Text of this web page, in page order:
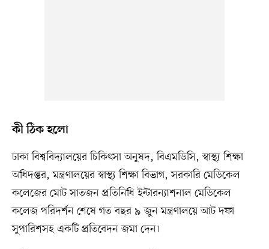
কী ঠিক হলো
ঢাকা বিশ্ববিদ্যালয়ের চিকিৎসা অনুষদ, বিএমডিসি, স্বাস্থ্য শিক্ষা
অধিদপ্তর, মন্ত্রণালয়ের স্বাস্থ্য শিক্ষা বিভাগ, সরকারি মেডিকেল
কলেজের মোট সাতজন প্রতিনিধি ইন্টারন্যাশনাল মেডিকেল
কলেজ পরিদর্শন শেষে গত বছর ৯ জুন মন্ত্রণালয়ে আট দফা
সুপারিশসহ একটি প্রতিবেদন জমা দেন।